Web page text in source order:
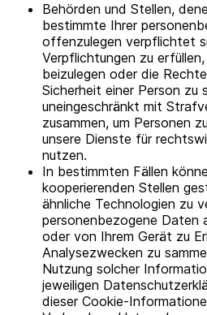
Behörden und Stellen,
bestimmte Ihrer
offenzulegen verpflichtet
Verpflichtungen zu
beizulegen oder die
Sicherheit einer Person zu
uneingeschränkt mit
zusammen, um Personen
unsere Dienste für
nutzen.
In bestimmten Fällen
kooperierenden Stellen
ähnliche Technologien zu
personenbezogene Daten
oder von Ihrem Gerät zu
Analysezwecken zu
Nutzung solcher
jeweiligen
dieser Cookie-